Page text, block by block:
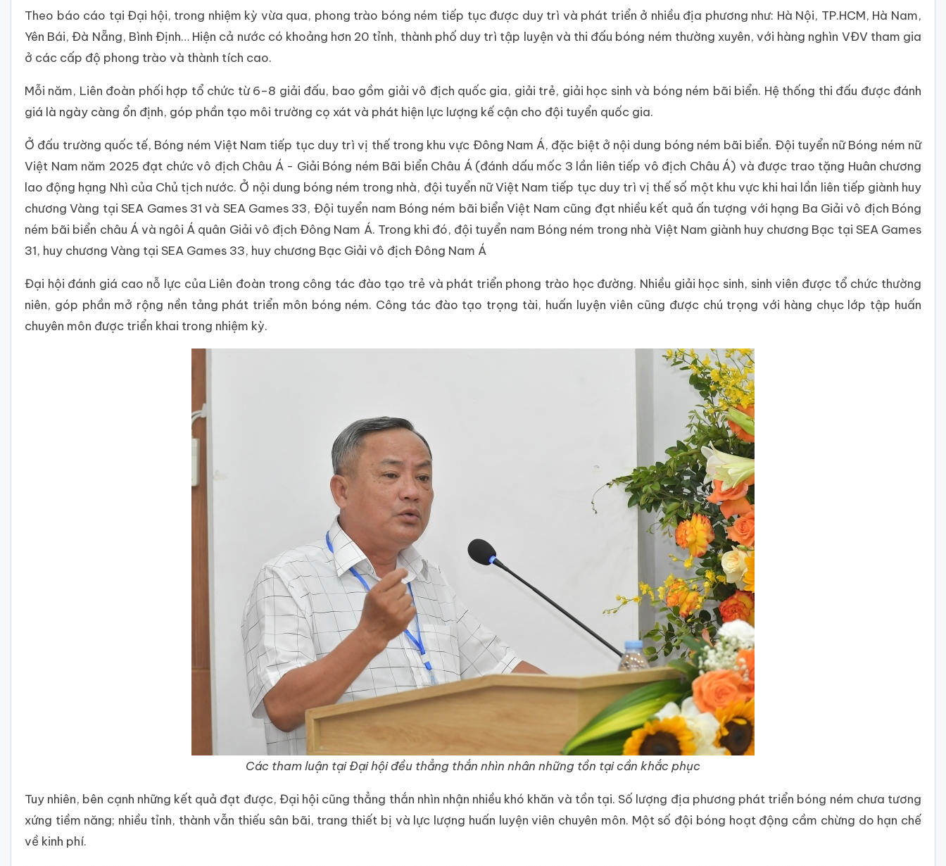
Theo báo cáo tại Đại hội, trong nhiệm kỳ vừa qua, phong trào bóng ném tiếp tục được duy trì và phát triển ở nhiều địa phương như: Hà Nội, TP.HCM, Hà Nam,
Yên Bái, Đà Nẵng, Bình Định… Hiện cả nước có khoảng hơn 20 tỉnh, thành phố duy trì tập luyện và thi đấu bóng ném thường xuyên, với hàng nghìn VĐV tham gia
ở các cấp độ phong trào và thành tích cao.
Mỗi năm, Liên đoàn phối hợp tổ chức từ 6–8 giải đấu, bao gồm giải vô địch quốc gia, giải trẻ, giải học sinh và bóng ném bãi biển. Hệ thống thi đấu được đánh
giá là ngày càng ổn định, góp phần tạo môi trường cọ xát và phát hiện lực lượng kế cận cho đội tuyển quốc gia.
Ở đấu trường quốc tế, Bóng ném Việt Nam tiếp tục duy trì vị thế trong khu vực Đông Nam Á, đặc biệt ở nội dung bóng ném bãi biển. Đội tuyển nữ Bóng ném nữ
Việt Nam năm 2025 đạt chức vô địch Châu Á - Giải Bóng ném Bãi biển Châu Á (đánh dấu mốc 3 lần liên tiếp vô địch Châu Á) và được trao tặng Huân chương
lao động hạng Nhì của Chủ tịch nước. Ở nội dung bóng ném trong nhà, đội tuyển nữ Việt Nam tiếp tục duy trì vị thế số một khu vực khi hai lần liên tiếp giành huy
chương Vàng tại SEA Games 31 và SEA Games 33, Đội tuyển nam Bóng ném bãi biển Việt Nam cũng đạt nhiều kết quả ấn tượng với hạng Ba Giải vô địch Bóng
ném bãi biển châu Á và ngôi Á quân Giải vô địch Đông Nam Á. Trong khi đó, đội tuyển nam Bóng ném trong nhà Việt Nam giành huy chương Bạc tại SEA Games
31, huy chương Vàng tại SEA Games 33, huy chương Bạc Giải vô địch Đông Nam Á
Đại hội đánh giá cao nỗ lực của Liên đoàn trong công tác đào tạo trẻ và phát triển phong trào học đường. Nhiều giải học sinh, sinh viên được tổ chức thường
niên, góp phần mở rộng nền tảng phát triển môn bóng ném. Công tác đào tạo trọng tài, huấn luyện viên cũng được chú trọng với hàng chục lớp tập huấn
chuyên môn được triển khai trong nhiệm kỳ.
Các tham luận tại Đại hội đều thẳng thắn nhìn nhân những tồn tại cần khắc phục
Tuy nhiên, bên cạnh những kết quả đạt được, Đại hội cũng thẳng thắn nhìn nhận nhiều khó khăn và tồn tại. Số lượng địa phương phát triển bóng ném chưa tương
xứng tiềm năng; nhiều tỉnh, thành vẫn thiếu sân bãi, trang thiết bị và lực lượng huấn luyện viên chuyên môn. Một số đội bóng hoạt động cầm chừng do hạn chế
về kinh phí.